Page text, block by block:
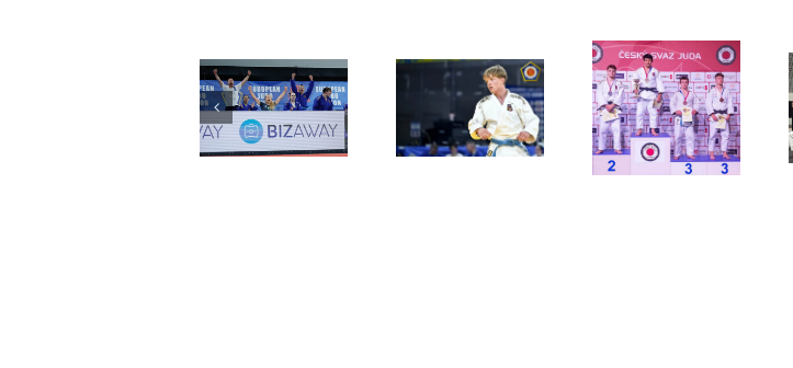
Mistrovství
Evropy
dorostenců
Mistrovství ČR
mužů
Český pohár
Nový Bydžov